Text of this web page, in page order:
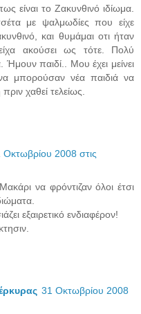
είναι το Ζακυνθινό ιδίωμα.
με ψαλμωδίες που είχε
και θυμάμαι οτι ήταν
ακούσει ως τότε. Πολύ
Ήμουν παιδί.. Μου έχει μείνει
μπορούσαν νέα παιδιά να
χαθεί τελείως.
Οκτωβρίου 2008 στις
να φρόντιζαν όλοι έτσι
εξαιρετικό ενδιαφέρον!
31 Οκτωβρίου 2008